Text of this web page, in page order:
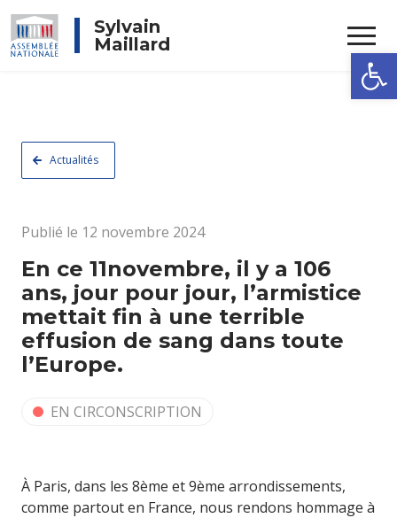
Ouvrir
Sylvain
Maillard
Actualités
Publié le 12 novembre 2024
En ce 11novembre, il y a 106
ans, jour pour jour, l’armistice
mettait fin à une terrible
effusion de sang dans toute
l’Europe.
EN CIRCONSCRIPTION
À Paris, dans les 8ème et 9ème arrondissements,
comme partout en France, nous rendons hommage à